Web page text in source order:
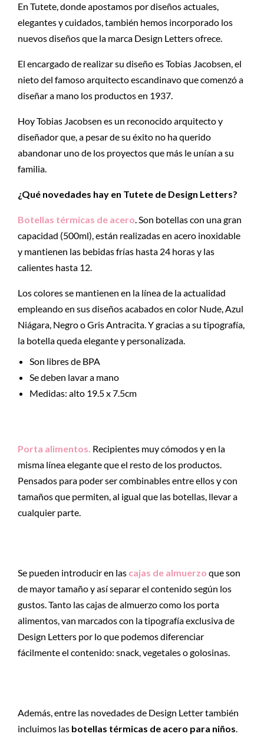
En Tutete, donde apostamos por diseños actuales,
elegantes y cuidados, también hemos incorporado los
nuevos diseños que la marca Design Letters ofrece.
El encargado de realizar su diseño es Tobias Jacobsen, el
nieto del famoso arquitecto escandinavo que comenzó a
diseñar a mano los productos en 1937.
Hoy Tobias Jacobsen es un reconocido arquitecto y
diseñador que, a pesar de su éxito no ha querido
abandonar uno de los proyectos que más le unían a su
familia.
¿Qué novedades hay en Tutete de Design Letters?
Botellas térmicas de acero. Son botellas con una gran
capacidad (500ml), están realizadas en acero inoxidable
y mantienen las bebidas frías hasta 24 horas y las
calientes hasta 12.
Los colores se mantienen en la línea de la actualidad
empleando en sus diseños acabados en color Nude, Azul
Niágara, Negro o Gris Antracita. Y gracias a su tipografía,
la botella queda elegante y personalizada.
Son libres de BPA
Se deben lavar a mano
Medidas: alto 19.5 x 7.5cm
Porta alimentos. Recipientes muy cómodos y en la
misma línea elegante que el resto de los productos.
Pensados para poder ser combinables entre ellos y con
tamaños que permiten, al igual que las botellas, llevar a
cualquier parte.
Se pueden introducir en las cajas de almuerzo que son
de mayor tamaño y así separar el contenido según los
gustos. Tanto las cajas de almuerzo como los porta
alimentos, van marcados con la tipografía exclusiva de
Design Letters por lo que podemos diferenciar
fácilmente el contenido: snack, vegetales o golosinas.
Además, entre las novedades de Design Letter también
incluimos las botellas térmicas de acero para niños.